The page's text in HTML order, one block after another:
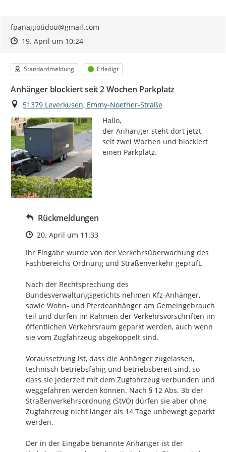
fpanagiotidou@gmail.com
Zeitpunkt des Erstellens
Zeitpunkt des Erstellens
19. April um 10:24Zur Äußerung
Kategorie
Standardmeldung Status
Erledigt
Anhänger blockiert seit 2 Wochen Parkplatz
Ort
51379 Leverkusen, Emmy-Noether-Straße
Hallo,
der Anhänger steht dort jetzt
seit zwei Wochen und blockiert
einen Parkplatz.
Rückmeldungen
Zeitpunkt des Erstellens
20. April um 11:33
Ihr Eingabe wurde von der Verkehrsüberwachung des
Fachbereichs Ordnung und Straßenverkehr geprüft.
Nach der Rechtsprechung des
Bundesverwaltungsgerichts nehmen Kfz-Anhänger,
sowie Wohn- und Pferdeanhänger am Gemeingebrauch
teil und dürfen im Rahmen der Verkehrsvorschriften im
öffentlichen Verkehrsraum geparkt werden, auch wenn
sie vom Zugfahrzeug abgekoppelt sind.
Voraussetzung ist, dass die Anhänger zugelassen,
technisch betriebsfähig und betriebsbereit sind, so
dass sie jederzeit mit dem Zugfahrzeug verbunden und
weggefahren werden können. Nach § 12 Abs. 3b der
Straßenverkehrsordnung (StVO) dürfen sie aber ohne
Zugfahrzeug nicht länger als 14 Tage unbewegt geparkt
werden.
Der in der Eingabe benannte Anhänger ist der